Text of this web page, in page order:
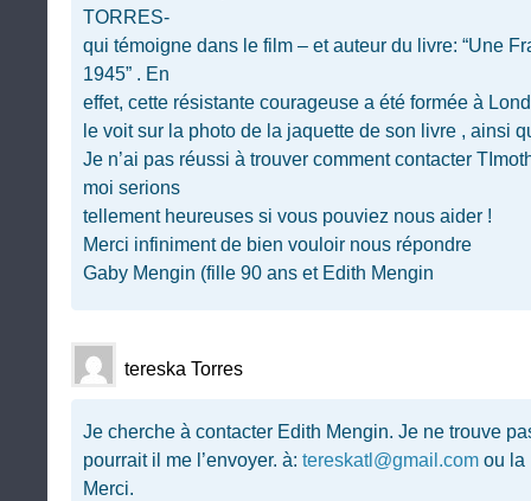
TORRES-
qui témoigne dans le film – et auteur du livre: “Une
1945” . En
effet, cette résistante courageuse a été formée à
le voit sur la photo de la jaquette de son livre , ainsi
Je n’ai pas réussi à trouver comment contacter
moi serions
tellement heureuses si vous pouviez nous aider !
Merci infiniment de bien vouloir nous répondre
Gaby Mengin (fille 90 ans et Edith Mengin
tereska Torres
Je cherche à contacter Edith Mengin. Je ne trouve
pourrait il me l’envoyer. à: tereskatl@gmail.com ou la
Merci.